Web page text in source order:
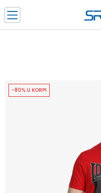
CLICK & COLLECT Platite
-80% U KORPI